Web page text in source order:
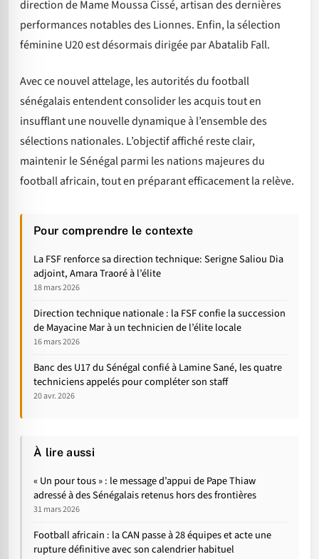
direction de Mame Moussa Cissé, artisan des dernières
performances notables des Lionnes. Enfin, la sélection
féminine U20 est désormais dirigée par Abatalib Fall.
Avec ce nouvel attelage, les autorités du football
sénégalais entendent consolider les acquis tout en
insufflant une nouvelle dynamique à l’ensemble des
sélections nationales. L’objectif affiché reste clair,
maintenir le Sénégal parmi les nations majeures du
football africain, tout en préparant efficacement la relève.
Pour comprendre le contexte
La FSF renforce sa direction technique: Serigne Saliou Dia
adjoint, Amara Traoré à l’élite
18 mars 2026
Direction technique nationale : la FSF confie la succession
de Mayacine Mar à un technicien de l’élite locale
16 mars 2026
Banc des U17 du Sénégal confié à Lamine Sané, les quatre
techniciens appelés pour compléter son staff
20 avr. 2026
À lire aussi
« Un pour tous » : le message d’appui de Pape Thiaw
adressé à des Sénégalais retenus hors des frontières
31 mars 2026
Football africain : la CAN passe à 28 équipes et acte une
rupture définitive avec son calendrier habituel